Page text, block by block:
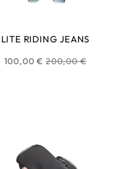
LITE RIDING JEANS
100,00 € Prix
200,00 €